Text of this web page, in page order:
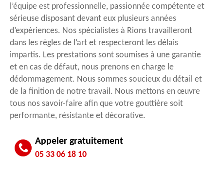
l’équipe est professionnelle, passionnée compétente et
sérieuse disposant devant eux plusieurs années
d’expériences. Nos spécialistes à Rions travailleront
dans les règles de l’art et respecteront les délais
impartis. Les prestations sont soumises à une garantie
et en cas de défaut, nous prenons en charge le
dédommagement. Nous sommes soucieux du détail et
de la finition de notre travail. Nous mettons en œuvre
tous nos savoir-faire afin que votre gouttière soit
performante, résistante et décorative.
Appeler gratuitement
05 33 06 18 10